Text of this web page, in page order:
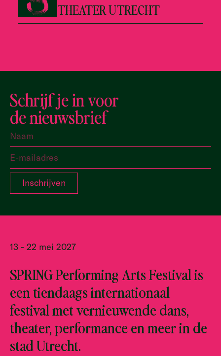
THEATER UTRECHT
Schrijf je in voor
de nieuwsbrief
13 - 22 mei 2027
SPRING Performing Arts Festival is
een tiendaags internationaal
festival met vernieuwende dans,
theater, performance en meer in de
stad Utrecht.